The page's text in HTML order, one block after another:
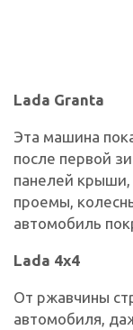
Lada Granta
Эта машина
после первой
панелей крыши,
проемы,
автомобиль
Lada 4х4
От ржавчины
автомобиля,